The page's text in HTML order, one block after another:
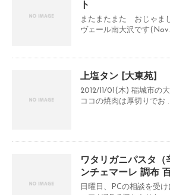
ト
またまたまた おじゃ
ヴェール南大沢です
上塩タン [大東苑]
2012/11/01(木) 稲城市の
ココの焼肉は厚切りでお
ワタリガニパスタ
ンチェマーレ 調布
日曜日、PCの相談を受